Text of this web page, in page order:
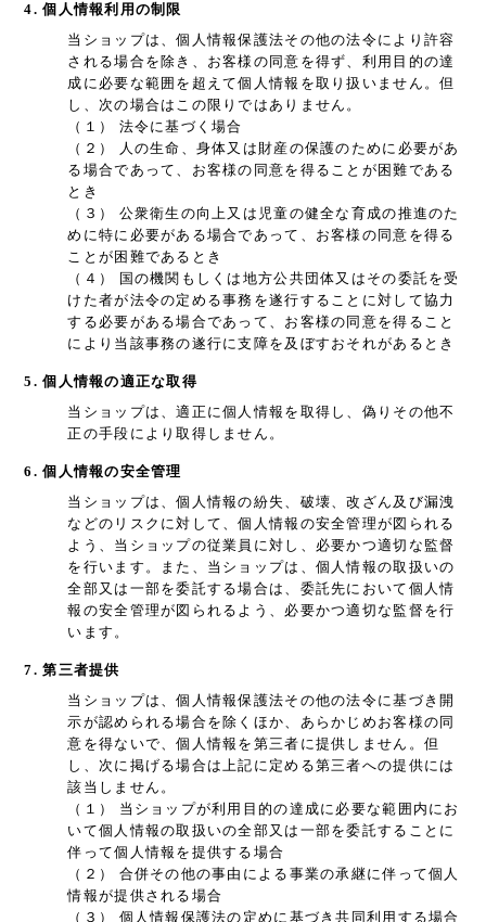
4. 個人情報利用の制限
当ショップは、個人情報保護法その他の法令により許容
される場合を除き、お客様の同意を得ず、利用目的の達
成に必要な範囲を超えて個人情報を取り扱いません。但
し、次の場合はこの限りではありません。
（１） 法令に基づく場合
（２） 人の生命、身体又は財産の保護のために必要があ
る場合であって、お客様の同意を得ることが困難である
とき
（３） 公衆衛生の向上又は児童の健全な育成の推進のた
めに特に必要がある場合であって、お客様の同意を得る
ことが困難であるとき
（４） 国の機関もしくは地方公共団体又はその委託を受
けた者が法令の定める事務を遂行することに対して協力
する必要がある場合であって、お客様の同意を得ること
により当該事務の遂行に支障を及ぼすおそれがあるとき
5. 個人情報の適正な取得
当ショップは、適正に個人情報を取得し、偽りその他不
正の手段により取得しません。
6. 個人情報の安全管理
当ショップは、個人情報の紛失、破壊、改ざん及び漏洩
などのリスクに対して、個人情報の安全管理が図られる
よう、当ショップの従業員に対し、必要かつ適切な監督
を行います。また、当ショップは、個人情報の取扱いの
全部又は一部を委託する場合は、委託先において個人情
報の安全管理が図られるよう、必要かつ適切な監督を行
います。
7. 第三者提供
当ショップは、個人情報保護法その他の法令に基づき開
示が認められる場合を除くほか、あらかじめお客様の同
意を得ないで、個人情報を第三者に提供しません。但
し、次に掲げる場合は上記に定める第三者への提供には
該当しません。
（１） 当ショップが利用目的の達成に必要な範囲内にお
いて個人情報の取扱いの全部又は一部を委託することに
伴って個人情報を提供する場合
（２） 合併その他の事由による事業の承継に伴って個人
情報が提供される場合
（３） 個人情報保護法の定めに基づき共同利用する場合